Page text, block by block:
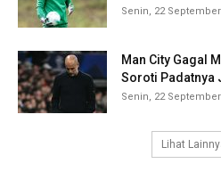
Senin, 22
Man City Gagal
Soroti Padatnya
Senin, 22
Lihat